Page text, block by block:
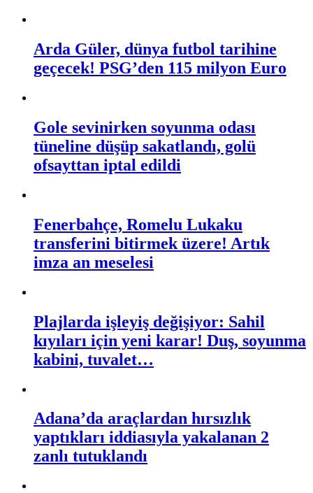
Arda Güler, dünya futbol tarihine
geçecek! PSG’den 115 milyon Euro
Gole sevinirken soyunma odası
tüneline düşüp sakatlandı, golü
ofsayttan iptal edildi
Fenerbahçe, Romelu Lukaku
transferini bitirmek üzere! Artık
imza an meselesi
Plajlarda işleyiş değişiyor: Sahil
kıyıları için yeni karar! Duş, soyunma
kabini, tuvalet…
Adana’da araçlardan hırsızlık
yaptıkları iddiasıyla yakalanan 2
zanlı tutuklandı